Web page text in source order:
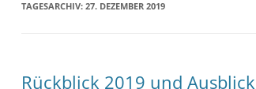
TAGESARCHIV: 27. DEZEMBER 2019
Rückblick 2019 und